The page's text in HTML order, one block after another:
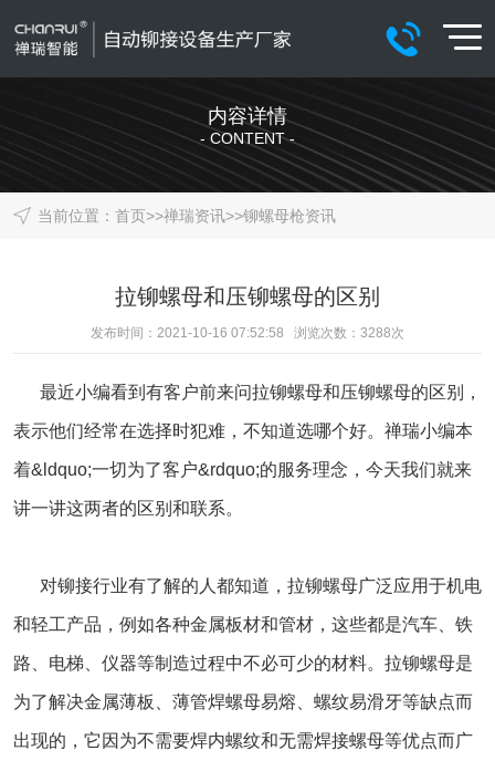
内容详情
- CONTENT -
当前位置： 首页>>禅瑞资讯>>铆螺母枪资讯
拉铆螺母和压铆螺母的区别
发布时间：2021-10-16 07:52:58 浏览次数： 3288次
最近小编看到有客户前来问拉铆螺母和压铆螺母的区别，
表示他们经常在选择时犯难，不知道选哪个好。禅瑞小编本
着&ldquo;一切为了客户&rdquo;的服务理念，今天我们就来
讲一讲这两者的区别和联系。
对铆接行业有了解的人都知道，拉铆螺母广泛应用于机电
和轻工产品，例如各种金属板材和管材，这些都是汽车、铁
路、电梯、仪器等制造过程中不必可少的材料。拉铆螺母是
为了解决金属薄板、薄管焊螺母易熔、螺纹易滑牙等缺点而
出现的，它因为不需要焊内螺纹和无需焊接螺母等优点而广